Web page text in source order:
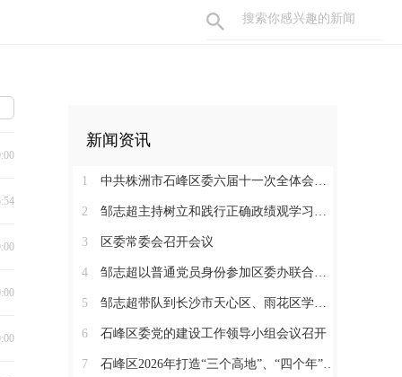
新闻资讯
1 中共株洲市石峰区委六届十一次全体会议召开
2 邹志超主持树立和践行正确政绩观学习教育读书班暨区委理论学习中心组（扩大）2026年第3次集体学习
3 区委常委会召开会议
4 邹志超以普通党员身份参加区委办联合党支部组织生活会
5 邹志超带队到长沙市天心区、雨花区学习考察
6 石峰区委党的建设工作领导小组会议召开
7 石峰区2026年打造“三个高地”、“四个年”活动动员暨促进民营经济发展大会召开